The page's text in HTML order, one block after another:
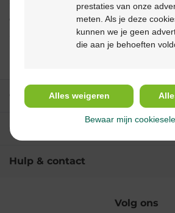
Onze diensten
Over Multipharma
Hulp & contact
Volg ons
prestaties van onze
meten. Als je deze
kunnen we je geen
die aan je behoeften
Alles weigeren
Bewaar mijn